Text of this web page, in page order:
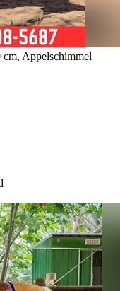
cm, Appelschimmel